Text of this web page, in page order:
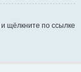
щёлкните по ссылке